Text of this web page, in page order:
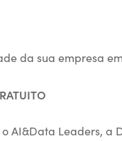
da sua empresa
AI&Data Leaders, a